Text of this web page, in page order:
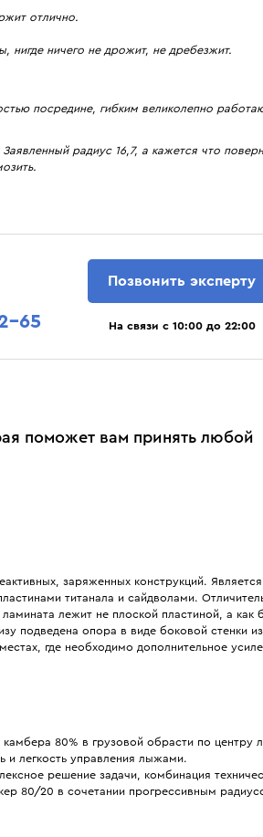
отлично.
нигде ничего не дрожит, не дребезжит.
посредине, гибким великолепно
радиус 16,7, а кажется что
65
Позвонить эксперту
На связи с 10:00 до 22:00
поможет вам принять любой
заряженных конструкций. Является
титанала и сайдволами.
лежит не плоской пластиной, а как
подведена опора в виде боковой стенки из
где необходимо дополнительное
80% в грузовой обрасти по центру
и легкость управления лыжами.
решение задачи, комбинация
80/20 в сочетании прогрессивным